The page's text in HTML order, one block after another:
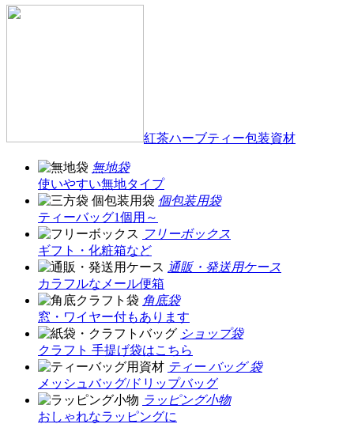
紅茶ハーブティー包装資材
無地袋
使いやすい無地タイプ
個包装用袋
ティーバッグ1個用～
フリーボックス
ギフト・化粧箱など
通販・発送用ケース
カラフルなメール便箱
角底袋
窓・ワイヤー付もあります
ショップ袋
クラフト 手提げ袋はこちら
ティー バッグ 袋
メッシュバッグ/ドリップバッグ
ラッピング小物
おしゃれなラッピングに